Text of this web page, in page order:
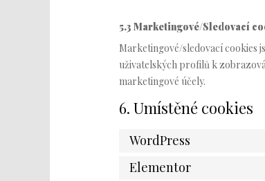
5.3 Marketingové/Sledovací
Marketingové/sledovací cookies
uživatelských profilů k
marketingové účely.
6. Umístěné cookies
WordPress
Elementor